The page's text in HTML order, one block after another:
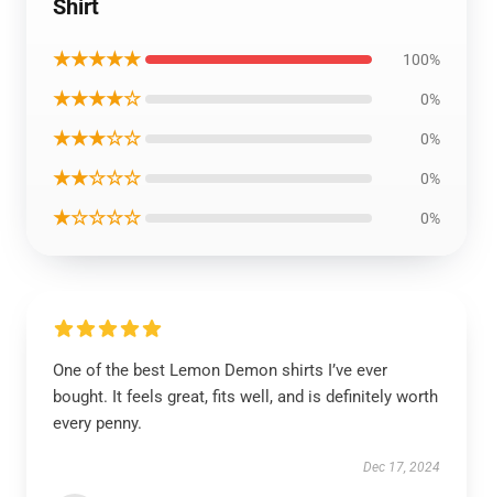
Shirt
★★★★★ 100%
★★★★☆ 0%
★★★☆☆ 0%
★★☆☆☆ 0%
★☆☆☆☆ 0%
One of the best Lemon Demon shirts I’ve ever
bought. It feels great, fits well, and is definitely worth
every penny.
Dec 17, 2024